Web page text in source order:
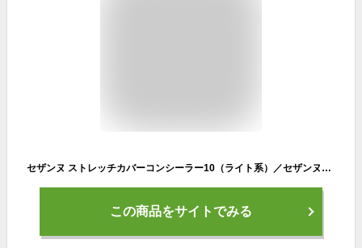
セザンヌ ストレッチカバーコンシーラー10（ライト系）／セザンヌ（CEZANNE）
この商品をサイトでみる